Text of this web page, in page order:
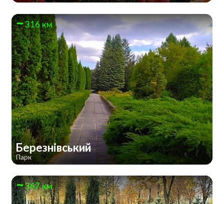
316 км
Березнівський
Парк
367 км